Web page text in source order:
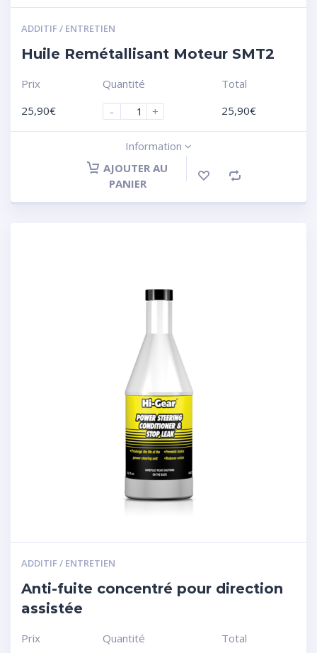
ADDITIF / ENTRETIEN
Huile Remétallisant Moteur SMT2
Prix
25,90€
Quantité
-
+
Total
25,90€
Information
AJOUTER AU
PANIER
ADDITIF / ENTRETIEN
Anti-fuite concentré pour direction
assistée
Prix
Quantité
Total